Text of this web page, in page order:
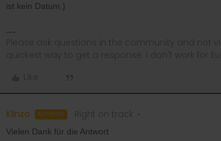
ist kein Datum.)
Please ask questions in the community and not
quickest way to get a response. I don't work for
Like
Klinzo AUTHOR Right on track
Vielen Dank für die Antwort